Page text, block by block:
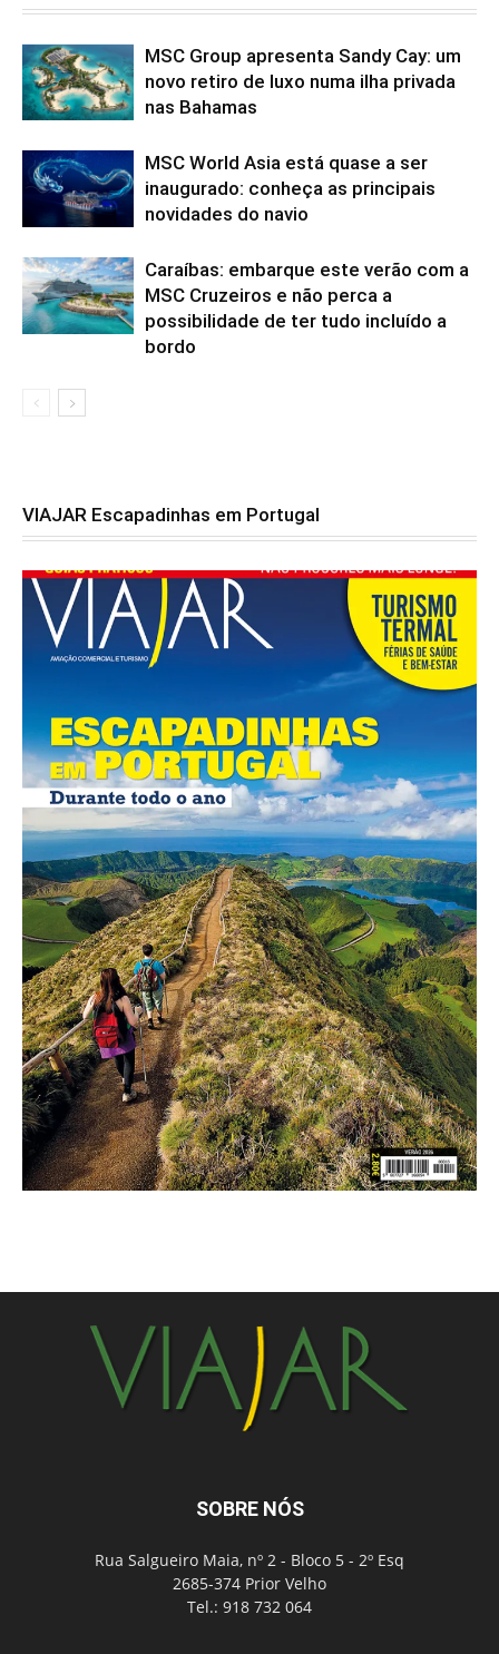
MSC Group apresenta Sandy Cay: um
novo retiro de luxo numa ilha privada
nas Bahamas
MSC World Asia está quase a ser
inaugurado: conheça as principais
novidades do navio
Caraíbas: embarque este verão com a
MSC Cruzeiros e não perca a
possibilidade de ter tudo incluído a
bordo
VIAJAR Escapadinhas em Portugal
SOBRE NÓS
Rua Salgueiro Maia, nº 2 - Bloco 5 - 2º Esq
2685-374 Prior Velho
Tel.: 918 732 064